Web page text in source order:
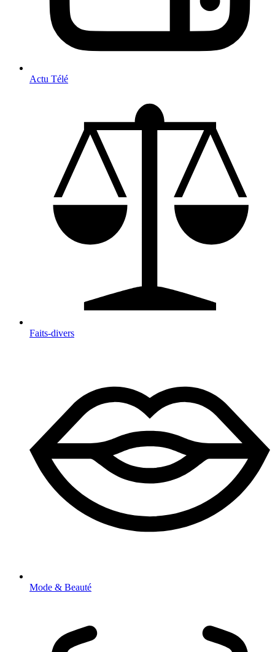
Actu Télé
Faits-divers
Mode & Beauté